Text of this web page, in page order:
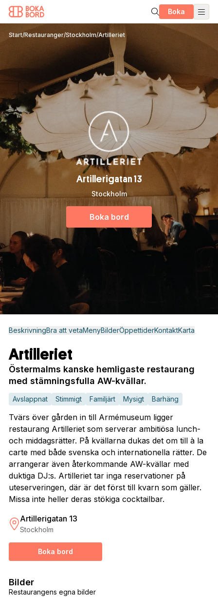
Boka
Start/Restauranger/Stockholm/Artilleriet
Artillerigatan 13
Stockholm
Boka bord
BeskrivningBra att vetaMenyBilderÖppettiderKontaktKarta
Artilleriet
Östermalms kanske hemligaste restaurang
med stämningsfulla AW-kvällar.
Avslappnat Stimmigt Familjärt Mysigt Barhäng
Tvärs över gården in till Armémuseum ligger
restaurang Artilleriet som serverar ambitiösa lunch-
och middagsrätter. På kvällarna dukas det om till à la
carte med både svenska och internationella rätter. De
arrangerar även återkommande AW-kvällar med
duktiga DJ:s. Artilleriet tar inga reservationer på
uteserveringen, där är det först till kvarn som gäller.
Missa inte heller deras stökiga cocktailbar.
Artillerigatan 13
Stockholm
Boka bord
Restaurangens egna bilder
Bilder